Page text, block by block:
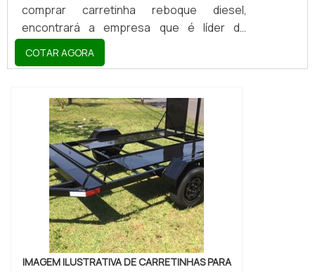
comprar carretinha reboque diesel,
encontrará a empresa que é líder do
mercado. Elaborando uma cotação na
vitrine que se chama Soluções Industriais e
qualidade do mercado.MAIS DETALHES
SOBRE ONDE COMPRAR CARRETINHA
REBOQUE DIESELQuem pesquisa na
internet por onde comprar carretinha
reboque diesel comprometedora com os
serviços , vai até o site da Nami Solucoes .
Empre...
COTAR AGORA
IMAGEM ILUSTRATIVA DE CARRETINHAS PARA